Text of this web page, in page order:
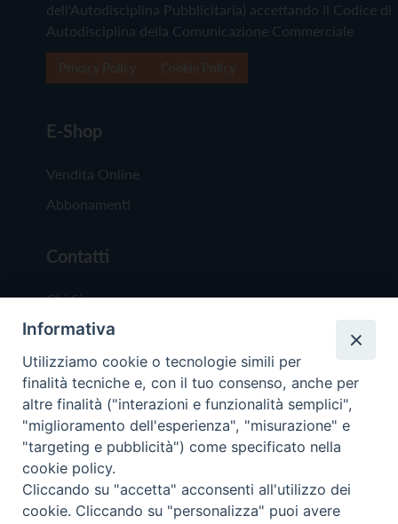
dell'Autodisciplina Pubblicitaria) accettando il Codice di
Autodisciplina della Comunicazione Commerciale
E-Shop
Vendita Online
Abbonamenti
Contatti
Chi Siamo
Redazione
Scrivici
Copyright © 2019 - Tutti i diritti riservati - Vita
Trentina Editrice
Informativa
Utilizziamo cookie o tecnologie simili per
finalità tecniche e, con il tuo consenso, anche per
altre finalità ("interazioni e funzionalità semplici",
"miglioramento dell'esperienza", "misurazione" e
"targeting e pubblicità") come specificato nella
cookie policy.
Cliccando su "accetta" acconsenti all'utilizzo dei
cookie. Cliccando su "personalizza" puoi avere